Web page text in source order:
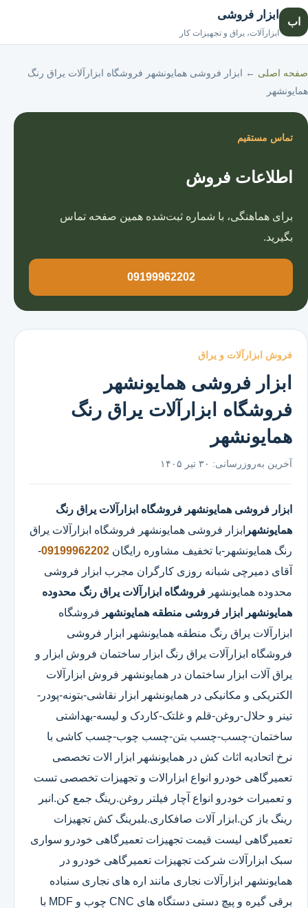
اب
ابزار فروشی
ابزارآلات، یراق و تجهیزات کار
صفحه اصلی ← ابزار فروشی همایونشهر فروشگاه ابزارآلات یراق رنگ
همایونشهر
فروش ابزارآلات و یراق
ابزار فروشی همایونشهر
فروشگاه ابزارآلات یراق رنگ
همایونشهر
آخرین به‌روزرسانی: ۳۰ تیر ۱۴۰۵
ابزار فروشی همایونشهر فروشگاه ابزارآلات یراق رنگ
همایونشهر ابزار فروشی همایونشهر فروشگاه ابزارآلات یراق
رنگ همایونشهر -با تخفیف مشاوره رایگان 09199962202
-
آقای دمیرچی شبانه روزی کارگران مجرب ابزار فروشی
محدوده همایونشهر فروشگاه ابزارآلات یراق رنگ محدوده
همایونشهر
ابزار فروشی منطقه همایونشهر فروشگاه
ابزارآلات یراق رنگ منطقه همایونشهر ابزار فروشی
فروشگاه ابزارآلات یراق رنگ ابزار ساختمان فروش ابزار و
یراق آلات ابزار ساختمان در همایونشهر فروش ابزارآلات
الکتریکی و مکانیکی در همایونشهر ابزار نقاشی-بتونه-پودر-
تینر و حلال-روغن-قلم و غلتک-کاردک و لیسه-بهداشتی
ساختمان-چسب-چسب بتن-چسب چوب-چسب کاشی با
نرخ اتحادیه اثاث کش در همایونشهر ابزار الات تخصصی
تعمیرگاهی خودرو انواع ابزارالات و تجهیزات تخصصی تست
و تعمیرات خودرو انواع آچار فیلتر روغن.رینگ جمع کن.انبر
رینگ باز کن.ابزار آلات صافکاری.بلبرینگ کش تجهیزات
تعمیرگاهی لیست قیمت تجهیزات تعمیرگاهی خودرو سواری
سبک ابزارآلات شرکت تجهیزات تعمیرگاهی خودرو در
همایونشهر ابزارآلات نجاری مانند اره های نجاری سنباده
برقی گیره و پیچ دستی دستگاه های CNC چوب و MDF با
تماس مستقیم
اطلاعات فروش
برای هماهنگی، با شماره ثبت‌شده همین صفحه تماس
بگیرید.
09199962202